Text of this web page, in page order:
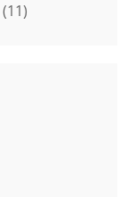
(11)